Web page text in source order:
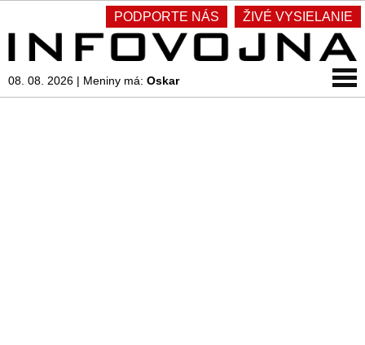
PODPORTE NÁS ŽIVÉ VYSIELANIE
08. 08. 2026 | Meniny má: Oskar